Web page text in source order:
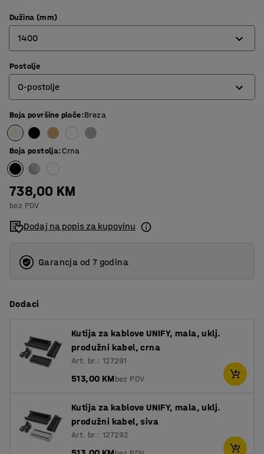
Dužina (mm)
1400
800
1200
1400
1600
1800
Postolje
O-postolje
O-postolje
Postolje s 4 noge
T-postolje
Boja površine ploče:Breza
Boja postolja:Crna
738,00 KM
bez PDV
Dodaj na popis za kupovinu
Garancja od 7 godina
Dodaci
Kutija za kablove UNIFY, mala, uklj.
produžni kabel, crna
Art. br.: 127291
513,00 KMbez PDV
Kutija za kablove UNIFY, mala, uklj.
produžni kabel, siva
Art. br.: 127292